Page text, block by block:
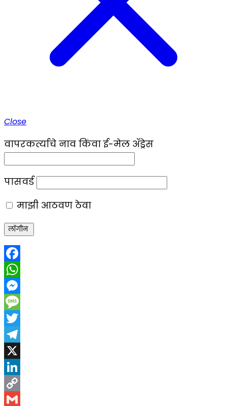
Close
वापरकर्त्याचे नाव किंवा ई-मेल ॲड्रेस
पासवर्ड
माझी आठवण ठेवा
Facebook
WhatsApp
Messenger
Message
Twitter
Telegram
X
LinkedIn
Copy